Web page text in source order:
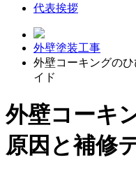
代表挨拶
外壁塗装工事
外壁コーキングの
イド
外壁コーキ
原因と補修